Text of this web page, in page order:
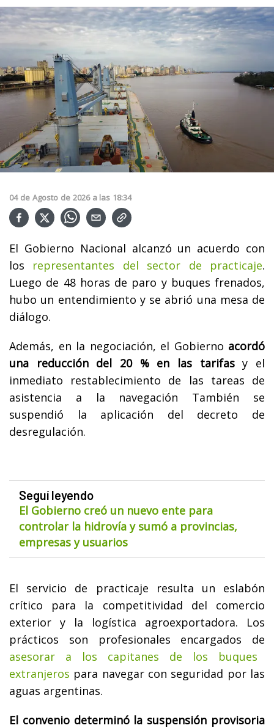
04 de Agosto de 2026 a las 18:34
El Gobierno Nacional alcanzó un acuerdo con
los representantes del sector de practicaje.
Luego de 48 horas de paro y buques frenados,
hubo un entendimiento y se abrió una mesa de
diálogo.
Además, en la negociación, el Gobierno acordó
una reducción del 20 % en las tarifasy el
inmediato restablecimiento de las tareas de
asistencia a la navegación También se
suspendió la aplicación del decreto de
desregulación.
Seguí leyendo
El Gobierno creó un nuevo ente para
controlar la hidrovía y sumó a provincias,
empresas y usuarios
El servicio de practicaje resulta un eslabón
crítico para la competitividad del comercio
exterior y la logística agroexportadora. Los
prácticos son profesionales encargados de
asesorar a los capitanes de los buques
extranjeros para navegar con seguridad por las
aguas argentinas.
El convenio determinó la suspensión provisoria